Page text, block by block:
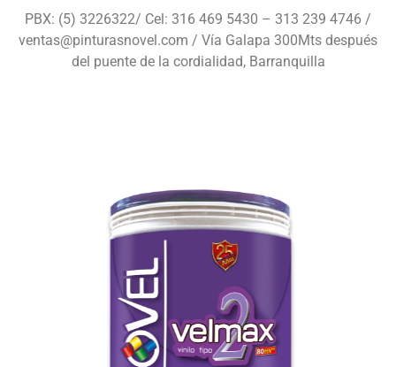
PBX: (5) 3226322/ Cel: 316 469 5430 – 313 239 4746 /
ventas@pinturasnovel.com / Vía Galapa 300Mts después
del puente de la cordialidad, Barranquilla